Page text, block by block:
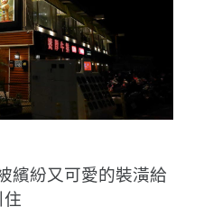
繽紛又可愛的裝潢給
住